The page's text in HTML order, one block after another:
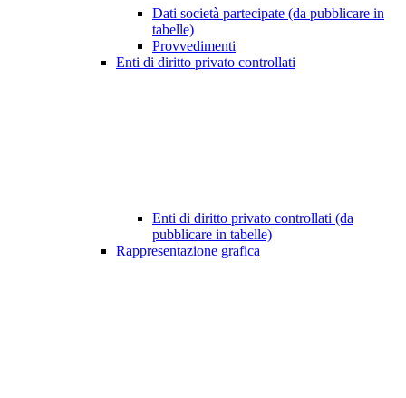
Dati società partecipate (da pubblicare in
tabelle)
Provvedimenti
Enti di diritto privato controllati
Enti di diritto privato controllati (da
pubblicare in tabelle)
Rappresentazione grafica